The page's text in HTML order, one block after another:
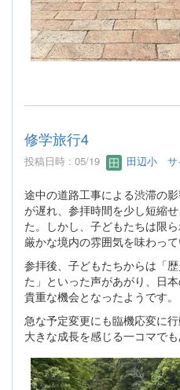
修学旅行4
投稿日時 : 05/19 田辺小 サ
途中の道路工事による渋滞の
が遅れ、参拝時間を少し短縮
た。しかし、子どもたちは限
厳かな境内の雰囲気を味わって
参拝後、子どもたちからは「
た」といった声があがり、日
貴重な機会となったようです。
急な予定変更にも臨機応変に
大きな成長を感じる一コマでも